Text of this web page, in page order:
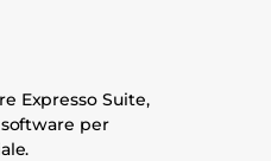
Expresso Suite,
per